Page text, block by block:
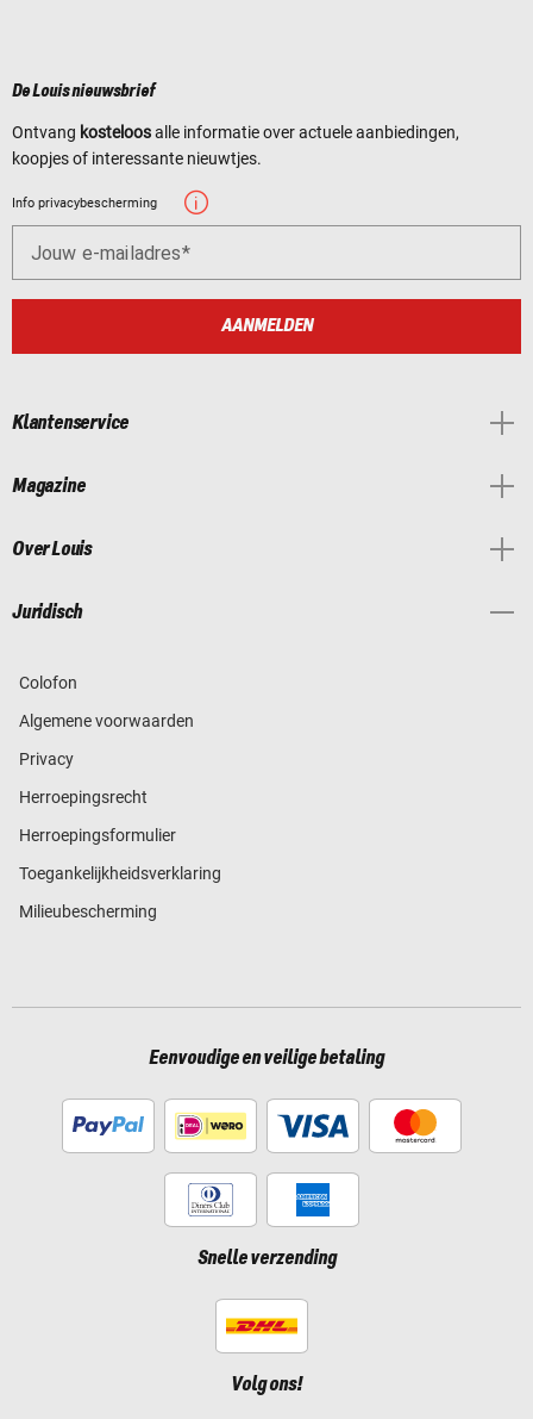
De Louis nieuwsbrief
Ontvang kosteloosalle informatie over actuele aanbiedingen,
koopjes of interessante nieuwtjes.
Info privacybescherming
Jouw e-mailadres
AANMELDEN
Klantenservice
Magazine
Over Louis
Juridisch
Colofon
Algemene voorwaarden
Privacy
Herroepingsrecht
Herroepingsformulier
Toegankelijkheidsverklaring
Milieubescherming
Eenvoudige en veilige betaling
Snelle verzending
Volg ons!